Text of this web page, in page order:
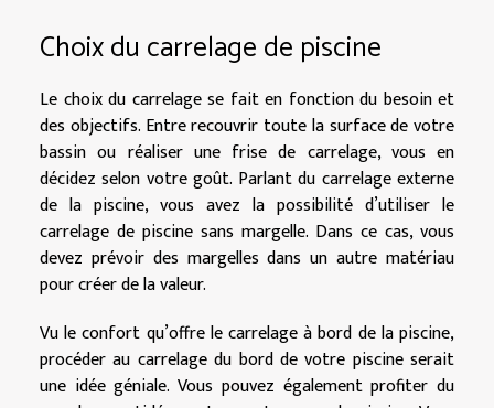
Choix du carrelage de piscine
Le choix du carrelage se fait en fonction du besoin et
des objectifs. Entre recouvrir toute la surface de votre
bassin ou réaliser une frise de carrelage, vous en
décidez selon votre goût. Parlant du carrelage externe
de la piscine, vous avez la possibilité d’utiliser le
carrelage de piscine sans margelle. Dans ce cas, vous
devez prévoir des margelles dans un autre matériau
pour créer de la valeur.
Vu le confort qu’offre le carrelage à bord de la piscine,
procéder au carrelage du bord de votre piscine serait
une idée géniale. Vous pouvez également profiter du